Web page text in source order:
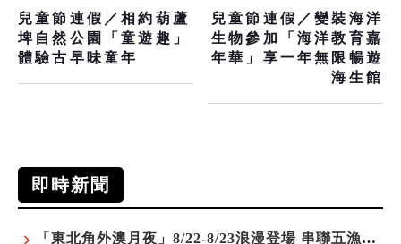
兒童節連假／相約葫蘆
埤自然公園「童遊趣」
體驗古早味童年
兒童節連假／變裝海洋
生物參加「海洋教育嘉
年華」享一年無限暢遊
海生館
即時新聞
「東北角外澳月夜」8/22-8/23浪漫登場 串聯五漁村、音樂、市集、火舞與慢旅共度夏夜